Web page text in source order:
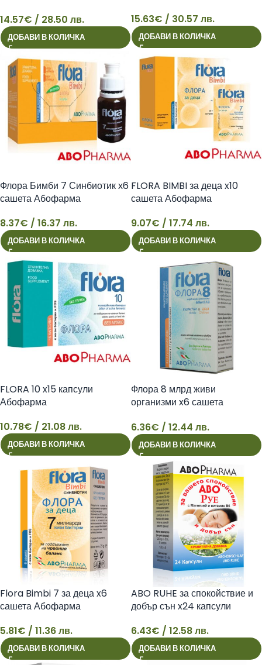
14
капс. Абофарма
14.57€ / 28.50 лв.
ДОБАВИ В КОЛИЧКА
15
15.63€ / 30.57 лв.
ДОБАВИ В КОЛИЧКА
8
Флора Бимби 7 Синбиотик х6
сашета Абофарма
8.37€ / 16.37 лв.
ДОБАВИ В КОЛИЧКА
9
FLORA BIMBI за деца x10
сашета Абофарма
9.07€ / 17.74 лв.
ДОБАВИ В КОЛИЧКА
10
FLORA 10 x15 капсули
Абофарма
10.78€ / 21.08 лв.
ДОБАВИ В КОЛИЧКА
6
Флора 8 млрд живи
организми x6 сашета
6.36€ / 12.44 лв.
ДОБАВИ В КОЛИЧКА
5
Flora Bimbi 7 за деца x6
сашета Абофарма
5.81€ / 11.36 лв.
ДОБАВИ В КОЛИЧКА
6
ABO RUHE за спокойствие и
добър сън x24 капсули
6.43€ / 12.58 лв.
ДОБАВИ В КОЛИЧКА